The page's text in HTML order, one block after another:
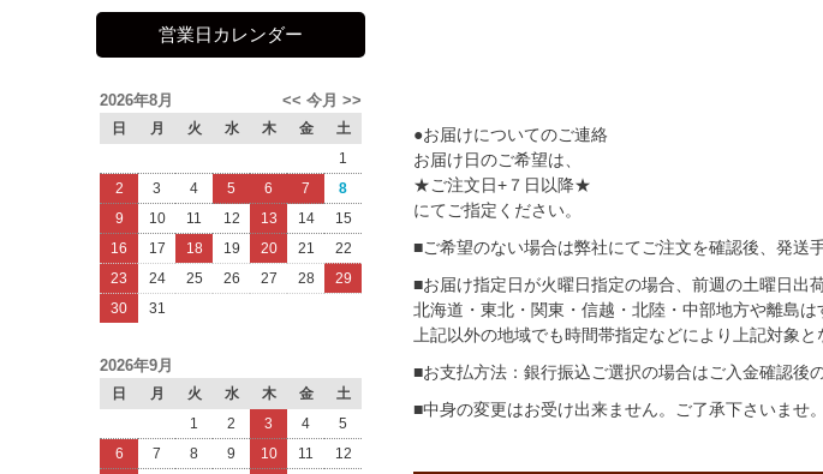
営業日カレンダー
2026年8月 >>
今月
<<
日 月 火 水 木 金
土
1
2
3 4 5 6 7
8
9
10 11 12 13 14
15
16
17 18 19 20 21
22
23
24 25 26 27 28
29
30
31
2026年9月
日 月 火 水 木 金
土
1
2 3 4
5
6
7 8 9 10 11
12
●お届けについてのご連絡
お届け日のご希望は、
★ご注文日+７日以降★
にてご指定ください。
■ご希望のない場合は弊社にてご注文を確認後、発送
■お届け指定日が火曜日指定の場合、前週の土曜日出
北海道・東北・関東・信越・北陸・中部地方や離島は
上記以外の地域でも時間帯指定などにより上記対象と
■お支払方法：銀行振込ご選択の場合はご入金確認後
■中身の変更はお受け出来ません。ご了承下さいませ。